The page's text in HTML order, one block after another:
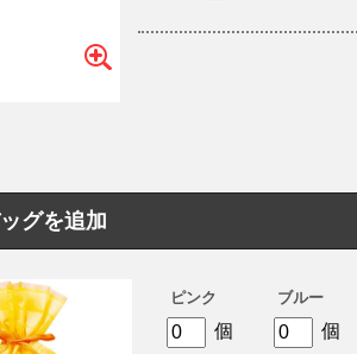
グを追加
ピンク
個
ブルー
個